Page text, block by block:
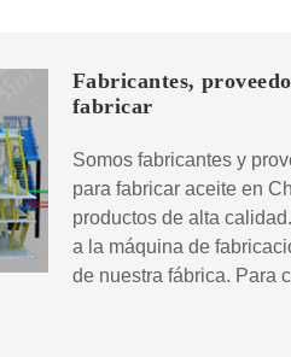
Fabricantes,
fabricar
Somos fabricantes y
para fabricar aceite en
productos de alta
a la máquina de
de nuestra fábrica. Para